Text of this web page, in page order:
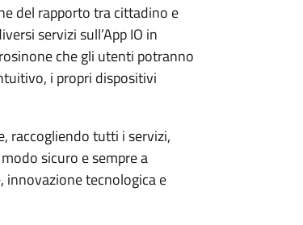
del rapporto tra cittadino e
servizi sull’App IO in
che gli utenti potranno
i propri dispositivi
raccogliendo tutti i servizi,
sicuro e sempre a
innovazione tecnologica e